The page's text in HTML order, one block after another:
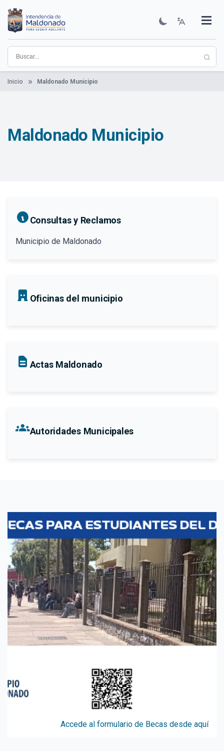
contenido
principal
Institucional
Municipios
Descubre Maldonado
Comunicación
Servicios
Guía De Trámites
Ver Noticias
Inicio Maldonado Municipio
Maldonado Municipio
Consultas y Reclamos
Municipio de Maldonado
Oficinas del municipio
Actas Maldonado
groupsAutoridades Municipales
Accede al formulario de Becas desde aquí